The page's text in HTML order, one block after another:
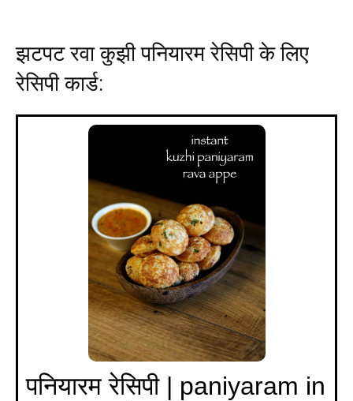
झटपट रवा कुझी पनियारम रेसिपी के लिए
रेसिपी कार्ड:
पनियारम रेसिपी | paniyaram in